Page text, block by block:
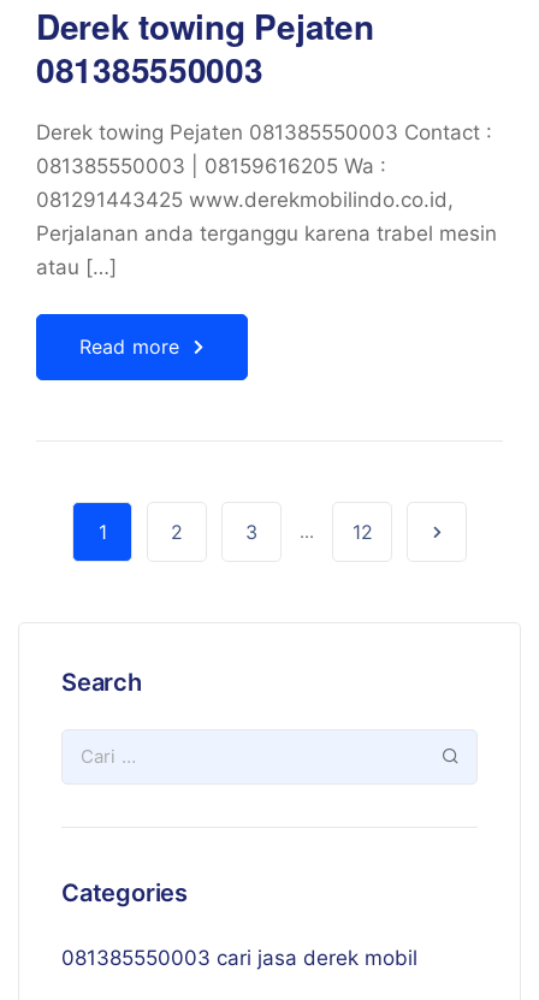
Derek towing Pejaten
081385550003
Derek towing Pejaten 081385550003 Contact :
081385550003 | 08159616205 Wa :
081291443425 www.derekmobilindo.co.id,
Perjalanan anda terganggu karena trabel mesin
atau […]
Read more
1 2 3 ... 12
Search
Categories
081385550003 cari jasa derek mobil